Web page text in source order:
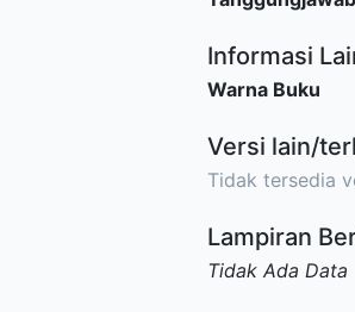
Informasi
Warna Buku
Versi lain/
Tidak tersedia
Lampiran
Tidak Ada Data